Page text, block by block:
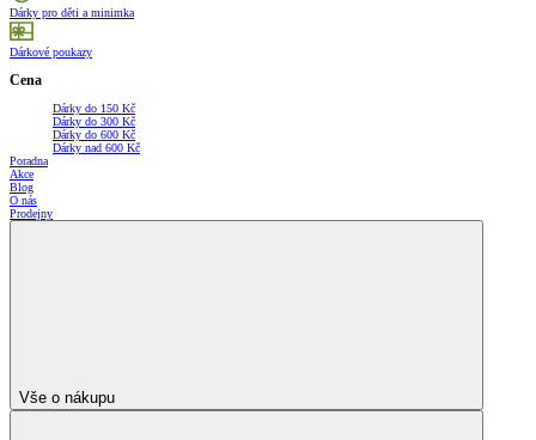
Dárky pro děti a minimka
Dárkové poukazy
Cena
Dárky do 150 Kč
Dárky do 300 Kč
Dárky do 600 Kč
Dárky nad 600 Kč
Poradna
Akce
Blog
O nás
Prodejny
Vše o nákupu